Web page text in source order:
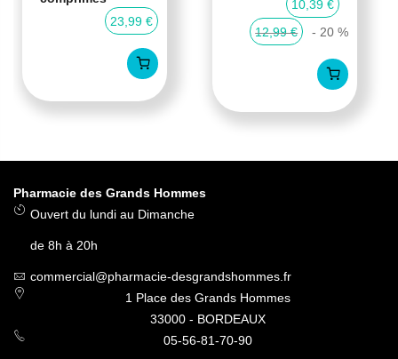
23,99 €
10,39 €
12,99 €
- 20 %
Pharmacie des Grands Hommes
Ouvert du lundi au Dimanche
de 8h à 20h
commercial@pharmacie-desgrandshommes.fr
1 Place des Grands Hommes
33000 - BORDEAUX
05-56-81-70-90